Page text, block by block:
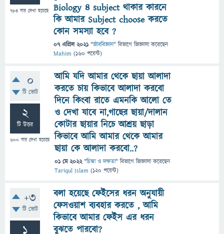
784 বার দেখা হয়েছে
Biology 4 subject থাকার কারনে
কি আমার Subject choose করতে
কোন সমস্যা হবে ?
07 এপ্রিল 2021 "জীববিজ্ঞান" বিভাগে জিজ্ঞাসাকরেছেন
Mahim (160 পয়েন্ট)
0
টি ভোট
2
টি উত্তর
600 বার দেখা হয়েছে
আমি যদি আমার থেকে ছায়া আলাদা
করতে চায় কিভাবে আলাদা করবো
দিনে কিংবা রাতে এমনকি আলো তে
ও দেখা যাবে না,গাছের ছায়া/দালান
কোটার ছায়ার নিচে আশ্রয় ছাড়া
কিভাবে আমি আমার থেকে আমার
ছায়া কে আলাদা করবো..?
01 মে 2022 "চিন্তা ও দক্ষতা" বিভাগে জিজ্ঞাসাকরেছেন
Tariqul Islam (120 পয়েন্ট)
+3
টি ভোট
1
বলা হয়েছে ফেইসের ধরন অনুযায়ী
ফেসওয়াশ ব্যবহার করতে , আমি
কিভাবে আমার ফেইস এর ধরন
বুঝতে পারবো?